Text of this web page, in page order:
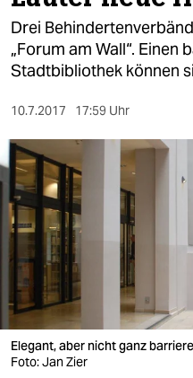
politik
öko
sport
berlin
wahrheit
verlag
verlag
Drei
„Forum am Wall“.
Stadtbibliothek können
10.7.2017 17:59 Uhr
Elegant, aber nicht ganz
Foto: Jan Zier